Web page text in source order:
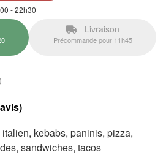
- 22h30
Livraison
Précommande pour 11h45
kebabs, paninis, pizza,
sandwiches, tacos